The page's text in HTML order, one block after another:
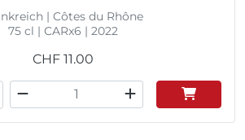
| Côtes du Rhône
75 cl | CARx6 | 2022
CHF 11.00